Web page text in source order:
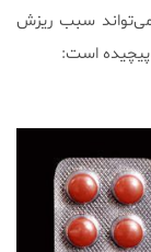
سبب ریزش
پیچیده است: